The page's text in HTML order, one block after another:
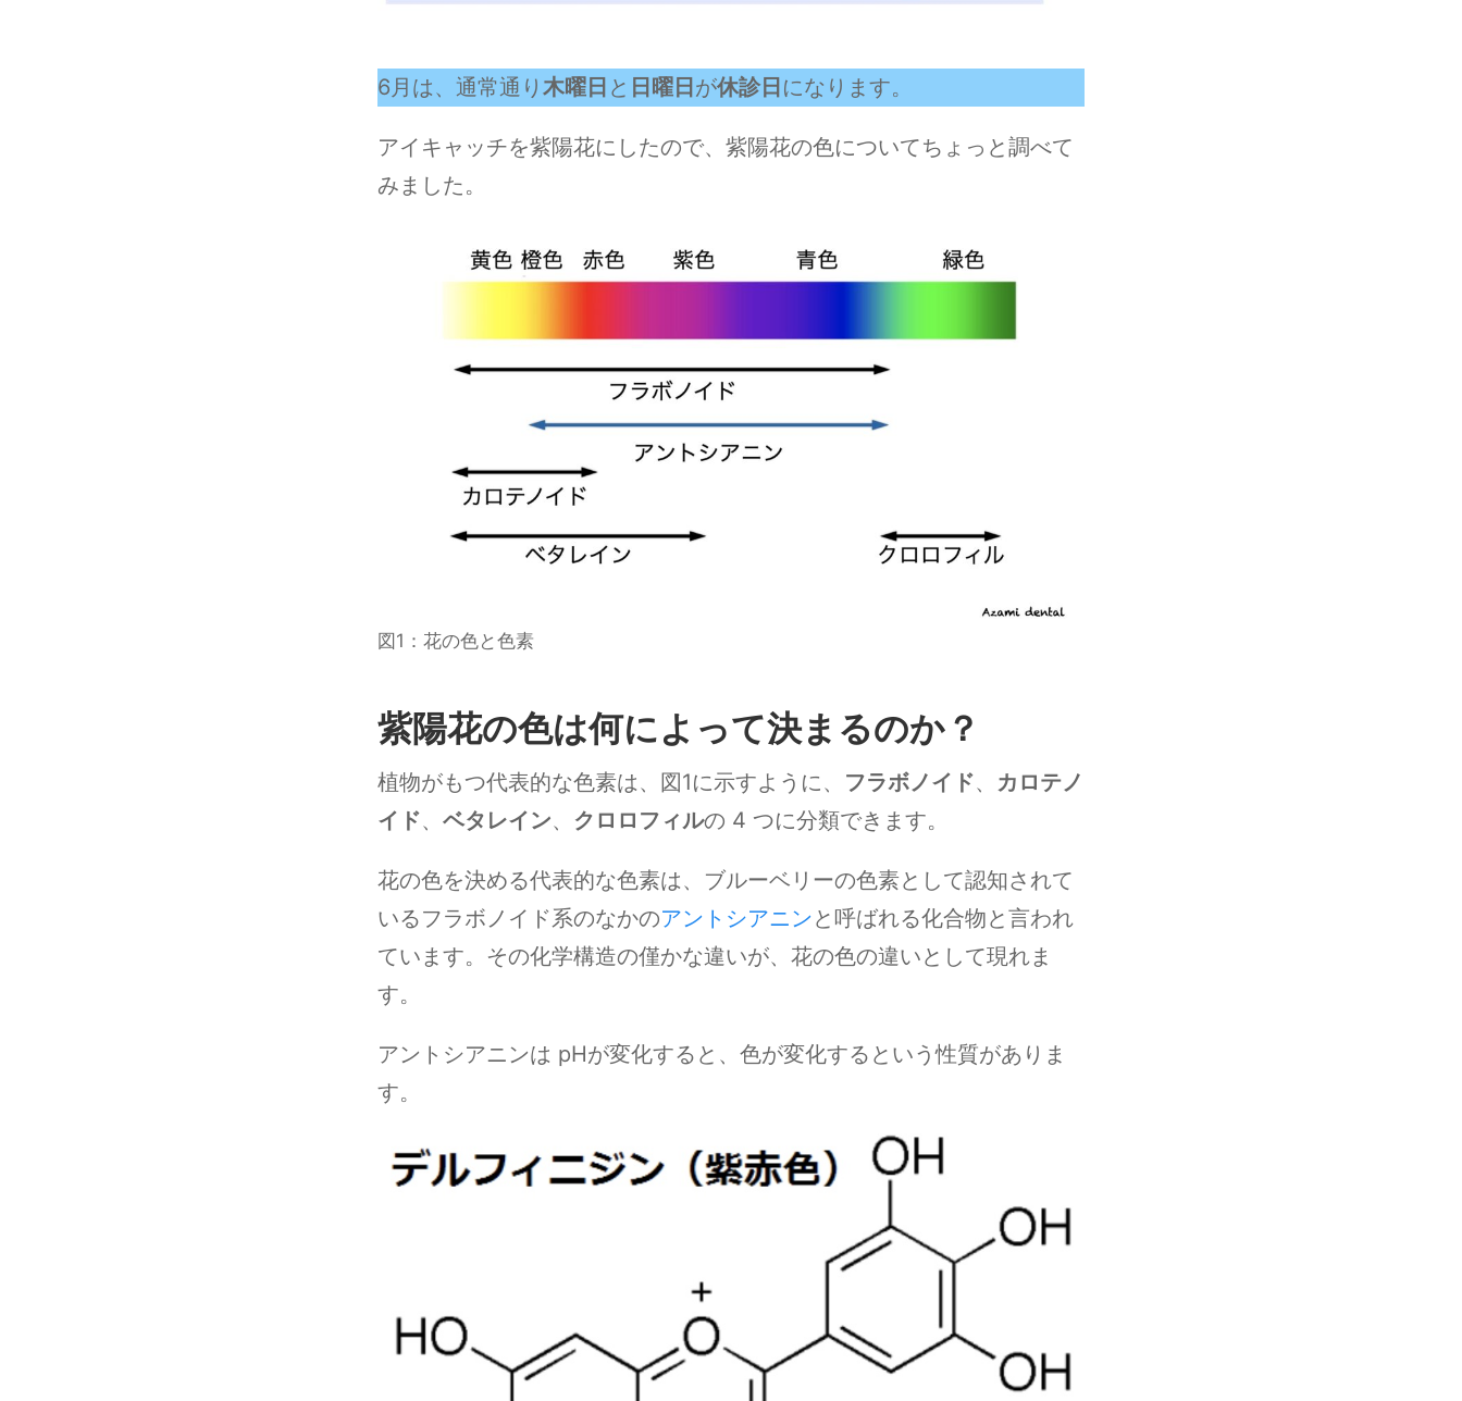
6月は、通常通り 木曜日 と 日曜日 が休診日 になります。
アイキャッチを紫陽花にしたので、紫陽花の色についてちょっと調べて
みました。
図1：花の色と色素
紫陽花の色は何によって決まるのか？
植物がもつ代表的な色素は、図1に示すように、 フラボノイド、 カロテノ
イド、 ベタレイン、 クロロフィルの 4 つに分類できます。
花の色を決める代表的な色素は、ブルーベリーの色素として認知されて
いるフラボノイド系のなかのアントシアニンと呼ばれる化合物と言われ
ています。その化学構造の僅かな違いが、花の色の違いとして現れま
す。
アントシアニンは pHが変化すると、色が変化するという性質がありま
す。